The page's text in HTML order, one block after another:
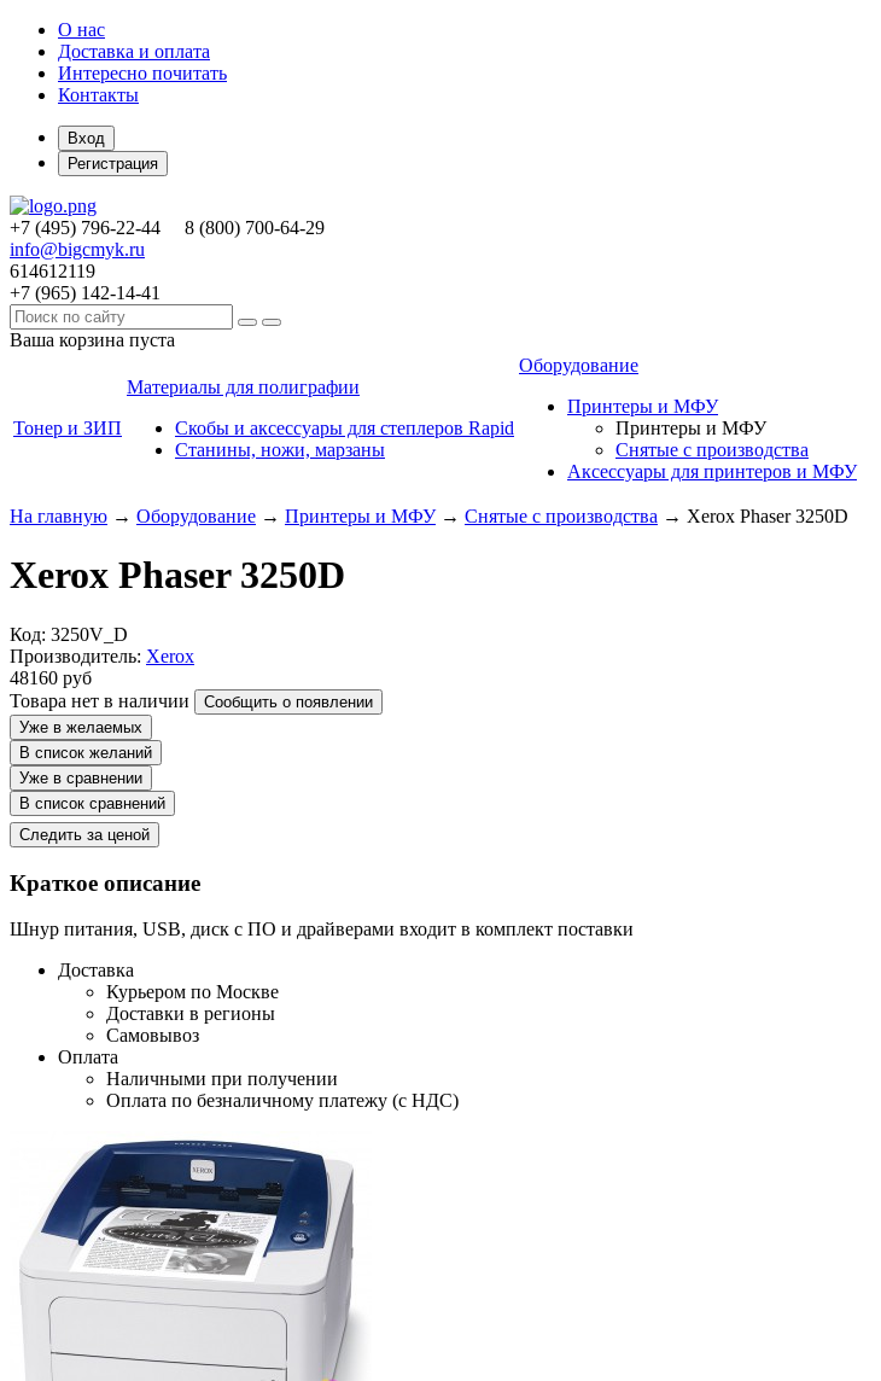
О нас
Доставка и оплата
Интересно почитать
Контакты
Вход
Регистрация
+7 (495) 796-22-44 8 (800) 700-64-29
info@bigcmyk.ru
614612119
+7 (965) 142-14-41
Ваша корзина пуста
Тонер и ЗИП
Материалы для полиграфии
Скобы и аксессуары для степлеров Rapid
Станины, ножи, марзаны
Оборудование
Принтеры и МФУ
Принтеры и МФУ
Снятые с производства
Аксессуары для принтеров и МФУ
На главную → Оборудование → Принтеры и МФУ→ Снятые с производства → Xerox Phaser 3250D
Xerox Phaser 3250D
Код: 3250V_D
Производитель: Xerox
48160 руб
Товара нет в наличии
Сообщить о появлении
Уже в желаемых
В список желаний
Уже в сравнении
В список сравнений
Следить за ценой
Краткое описание
Шнур питания, USB, диск с ПО и драйверами входит в комплект поставки
Доставка
Курьером по Москве
Доставки в регионы
Самовывоз
Оплата
Наличными при получении
Оплата по безналичному платежу (с НДС)